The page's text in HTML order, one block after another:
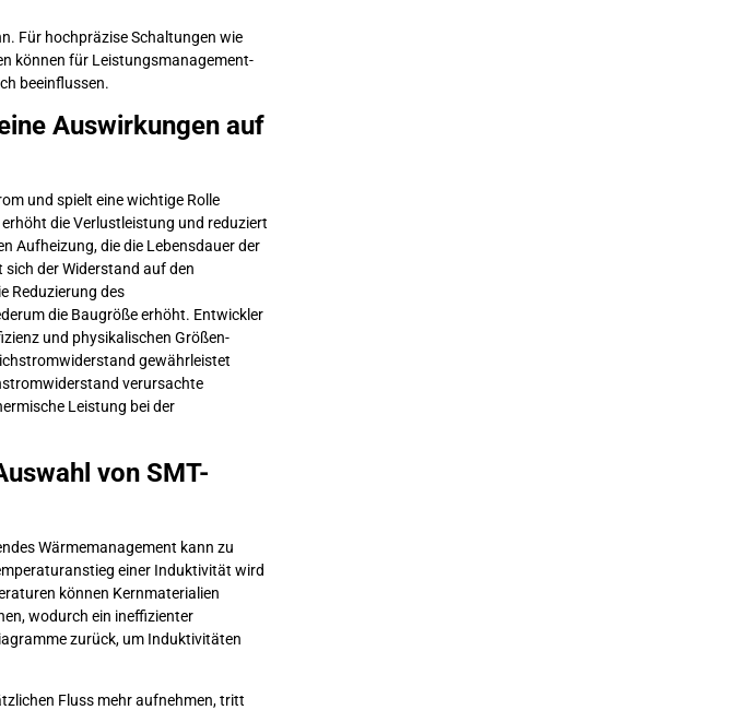
Für hochpräzise Schaltungen wie
können für Leistungsmanagement-
beeinflussen.
Auswirkungen auf
und spielt eine wichtige Rolle
die Verlustleistung und reduziert
Aufheizung, die die Lebensdauer der
der Widerstand auf den
Reduzierung des
die Baugröße erhöht. Entwickler
und physikalischen Größen-
gewährleistet
verursachte
Leistung bei der
von SMT-
Wärmemanagement kann zu
einer Induktivität wird
können Kernmaterialien
wodurch ein ineffizienter
zurück, um Induktivitäten
Fluss mehr aufnehmen, tritt